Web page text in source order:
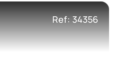
Ref: 34356